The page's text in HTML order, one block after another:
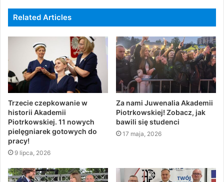
Related Articles
Trzecie czepkowanie w
historii Akademii
Piotrkowskiej. 11 nowych
pielęgniarek gotowych do
pracy!
9 lipca, 2026
Za nami Juwenalia Akademii
Piotrkowskiej! Zobacz, jak
bawili się studenci
17 maja, 2026